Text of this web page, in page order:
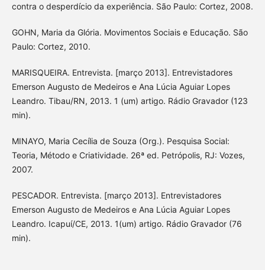
contra o desperdício da experiência. São Paulo: Cortez, 2008.
GOHN, Maria da Glória. Movimentos Sociais e Educação. São
Paulo: Cortez, 2010.
MARISQUEIRA. Entrevista. [março 2013]. Entrevistadores
Emerson Augusto de Medeiros e Ana Lúcia Aguiar Lopes
Leandro. Tibau/RN, 2013. 1 (um) artigo. Rádio Gravador (123
min).
MINAYO, Maria Cecília de Souza (Org.). Pesquisa Social:
Teoria, Método e Criatividade. 26ª ed. Petrópolis, RJ: Vozes,
2007.
PESCADOR. Entrevista. [março 2013]. Entrevistadores
Emerson Augusto de Medeiros e Ana Lúcia Aguiar Lopes
Leandro. Icapuí/CE, 2013. 1(um) artigo. Rádio Gravador (76
min).